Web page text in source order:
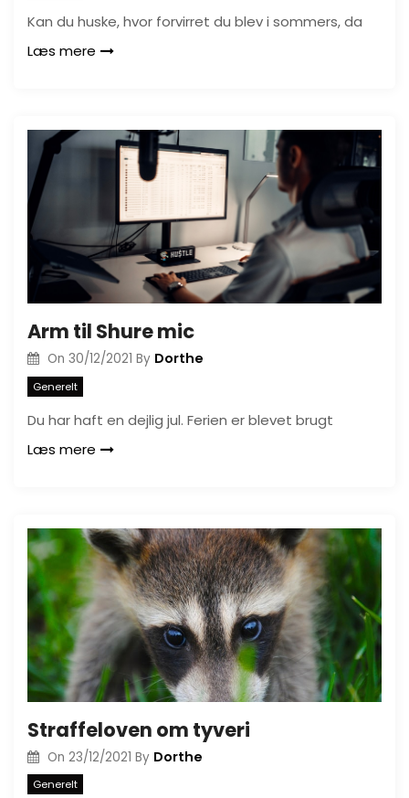
Kan du huske, hvor forvirret du blev i sommers, da
Læs mere
Arm til Shure mic
On 30/12/2021 By Dorthe
Generelt
Du har haft en dejlig jul. Ferien er blevet brugt
Læs mere
Straffeloven om tyveri
On 23/12/2021 By Dorthe
Generelt